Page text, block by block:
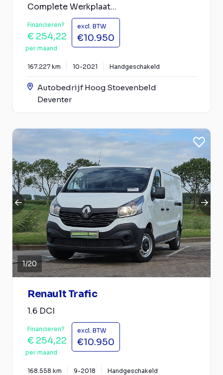
Complete Werkplaat...
Financieren?
€ 254,22
per maand
excl. BTW
€10.950
167.227 km 10-2021 Handgeschakeld
Autobedrijf Hoog Stoevenbeld
Deventer
1/20
Renault Trafic
1.6 DCI
Financieren?
€ 254,22
per maand
excl. BTW
€10.950
168.558 km 9-2018 Handgeschakeld